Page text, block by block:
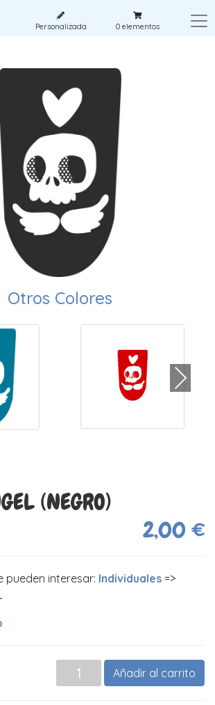
Personalizada 0elementos
Otros Colores
(NEGRO)
2,00 €
pueden interesar: Individuales =>
Añadir al carrito